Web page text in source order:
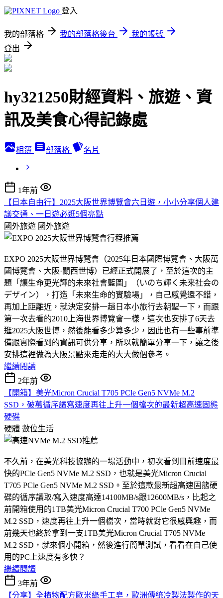
登入
我的部落格 我的部落格後台
我的帳號
登出
hy321250財經資料、旅遊、資
訊及美食心得記錄處
相簿 部落格 名片
1年前
【日本自由行】2025大阪世界博覽會六日遊，小小分享個人建
議交通、一日遊必逛5個亮點
國外旅遊 國外旅遊
EXPO 2025大阪世界博覽會（2025年日本國際博覽會、大阪萬
國博覽會、大阪·關西世博）已經正式開展了，至於這次的主
題「讓生命更光輝的未來社會藍圖」（いのち輝く未来社会の
デザイン），打造「未來生命的實驗場」，自己感覺還不錯，
再加上距離近，就決定安排一趟日本小旅行去朝聖一下，而跟
第一次去看的2010上海世界博覽會一樣，這次也安排了6天去
逛2025大阪世博，然後能看多少算多少，因此也有一些事前準
備跟實際看到的資訊可供分享，所以就簡單分享一下，讓之後
安排這裡做為大阪景點來走走的大大做個參考。
繼續閱讀
2年前
【開箱】美光Micron Crucial T705 PCle Gen5 NVMe M.2
SSD，破萬循序讀寫速度再往上升一個檔次的最新超高速固態
硬碟
硬體 數位生活
不久前，在美光科技協辦的一場活動中，初次看到目前速度最
快的PCle Gen5 NVMe M.2 SSD，也就是美光Micron Crucial
T705 PCle Gen5 NVMe M.2 SSD。至於這款最新超高速固態硬
碟的循序讀取/寫入速度高達14100MB/s跟12600MB/s，比起之
前開箱使用的1TB美光Micron Crucial T700 PCle Gen5 NVMe
M.2 SSD，速度再往上升一個檔次，當時就對它很感興趣，而
前幾天也終於拿到一支1TB美光Micron Crucial T705 NVMe
M.2 SSD，就來個小開箱，然後進行簡單測試，看看在自己使
用的PC上速度有多快？
繼續閱讀
3年前
【分享】全植物配方歐米綠手工皂，歐洲傳統冷製法製作的天